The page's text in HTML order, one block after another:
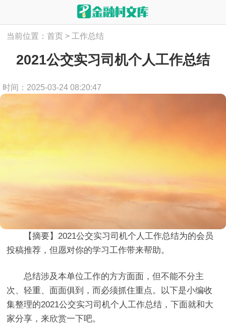
当前位置：首页 > 工作总结
2021公交实习司机个人工作总结
时间：2025-03-24 08:20:47
【摘要】2021公交实习司机个人工作总结为的会员
投稿推荐，但愿对你的学习工作带来帮助。
总结涉及本单位工作的方方面面，但不能不分主
次、轻重、面面俱到，而必须抓住重点。以下是小编收
集整理的2021公交实习司机个人工作总结，下面就和大
家分享，来欣赏一下吧。